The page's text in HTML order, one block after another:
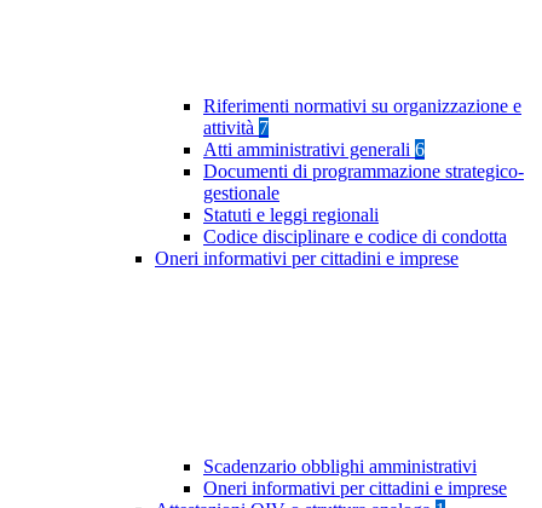
Riferimenti normativi su organizzazione e
attività 7
Atti amministrativi generali 6
Documenti di programmazione strategico-
gestionale
Statuti e leggi regionali
Codice disciplinare e codice di condotta
Oneri informativi per cittadini e imprese
Scadenzario obblighi amministrativi
Oneri informativi per cittadini e imprese